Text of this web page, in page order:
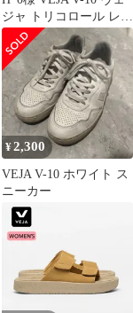
ジャ トリコロール レザ
ースニーカー ユニセッ
¥2,300
VEJA V-10 ホワイト ス
ニーカー